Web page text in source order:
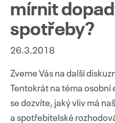
mírnit
spotřeby?
26.3.2018
Zveme Vás na další
Tentokrát na téma osobní
se dozvíte, jaký vliv má
a spotřebitelské